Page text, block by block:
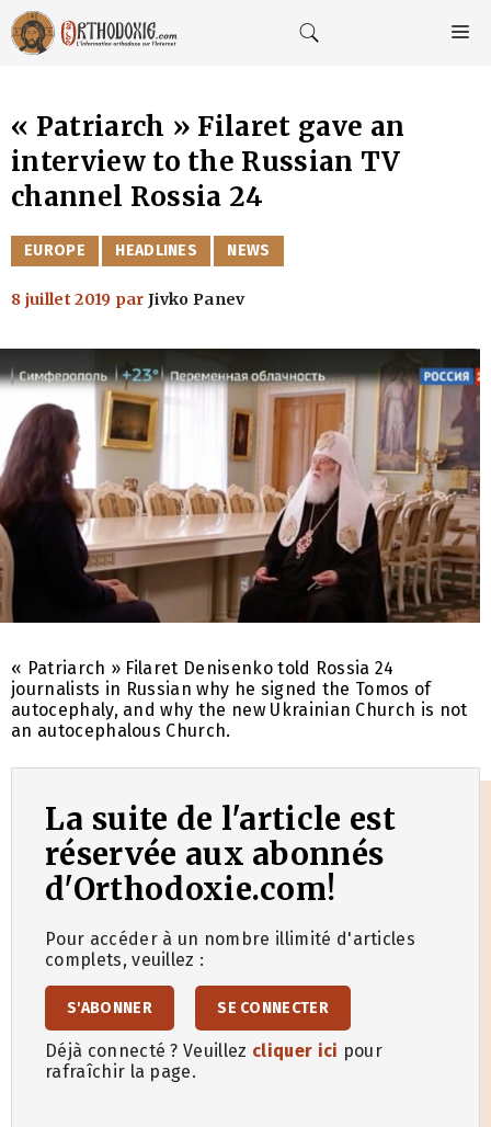
Aller
au
contenu
« Patriarch » Filaret gave an
interview to the Russian TV
channel Rossia 24
CATÉGORIES
EUROPE HEADLINES NEWS
8 juillet 2019 parJivko Panev
« Patriarch » Filaret Denisenko told Rossia 24
journalists in Russian why he signed the Tomos of
autocephaly, and why the new Ukrainian Church is not
an autocephalous Church.
La suite de l'article est
réservée aux abonnés
d'Orthodoxie.com!
Pour accéder à un nombre illimité d'articles
complets, veuillez :
S'ABONNER SE CONNECTER
Déjà connecté ? Veuillez cliquer ici pour
rafraîchir la page.